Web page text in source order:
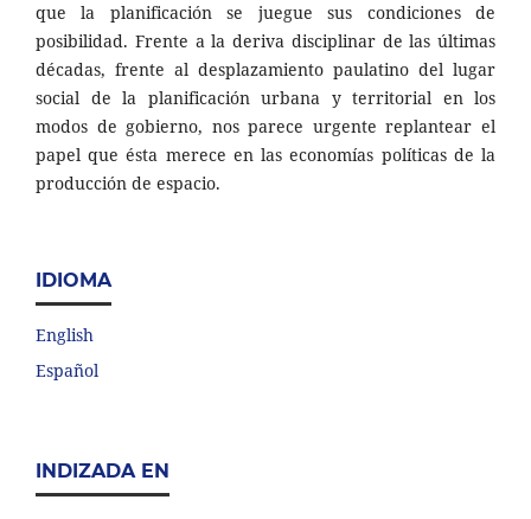
que la planificación se juegue sus condiciones de
posibilidad. Frente a la deriva disciplinar de las últimas
décadas, frente al desplazamiento paulatino del lugar
social de la planificación urbana y territorial en los
modos de gobierno, nos parece urgente replantear el
papel que ésta merece en las economías políticas de la
producción de espacio.
IDIOMA
English
Español
INDIZADA EN